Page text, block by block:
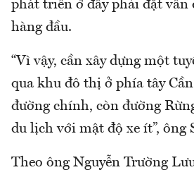
phát triển ở đây phải đặt vấn
hàng đầu.
“Vì vậy, cần xây dựng một
qua khu đô thị ở phía tây
đường chính, còn đường
du lịch với mật độ xe ít”, ông
Theo ông Nguyễn Trường